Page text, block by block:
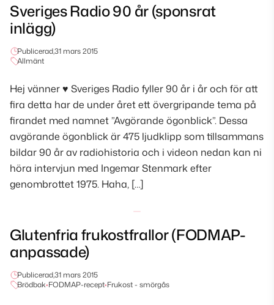
Sveriges Radio 90 år (sponsrat
inlägg)
Publicerad,31 mars 2015
Allmänt
Hej vänner ♥ Sveriges Radio fyller 90 år i år och för att
fira detta har de under året ett övergripande tema på
firandet med namnet ”Avgörande ögonblick”. Dessa
avgörande ögonblick är 475 ljudklipp som tillsammans
bildar 90 år av radiohistoria och i videon nedan kan ni
höra intervjun med Ingemar Stenmark efter
genombrottet 1975. Haha, […]
Glutenfria frukostfrallor (FODMAP-
anpassade)
Publicerad,31 mars 2015
Brödbak•FODMAP-recept•Frukost - smörgås